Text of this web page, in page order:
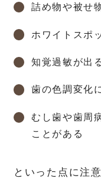
詰め物や被せ
ホワイトスポ
知覚過敏が出
歯の色調変化
むし歯や歯周
ことがある
といった点に注